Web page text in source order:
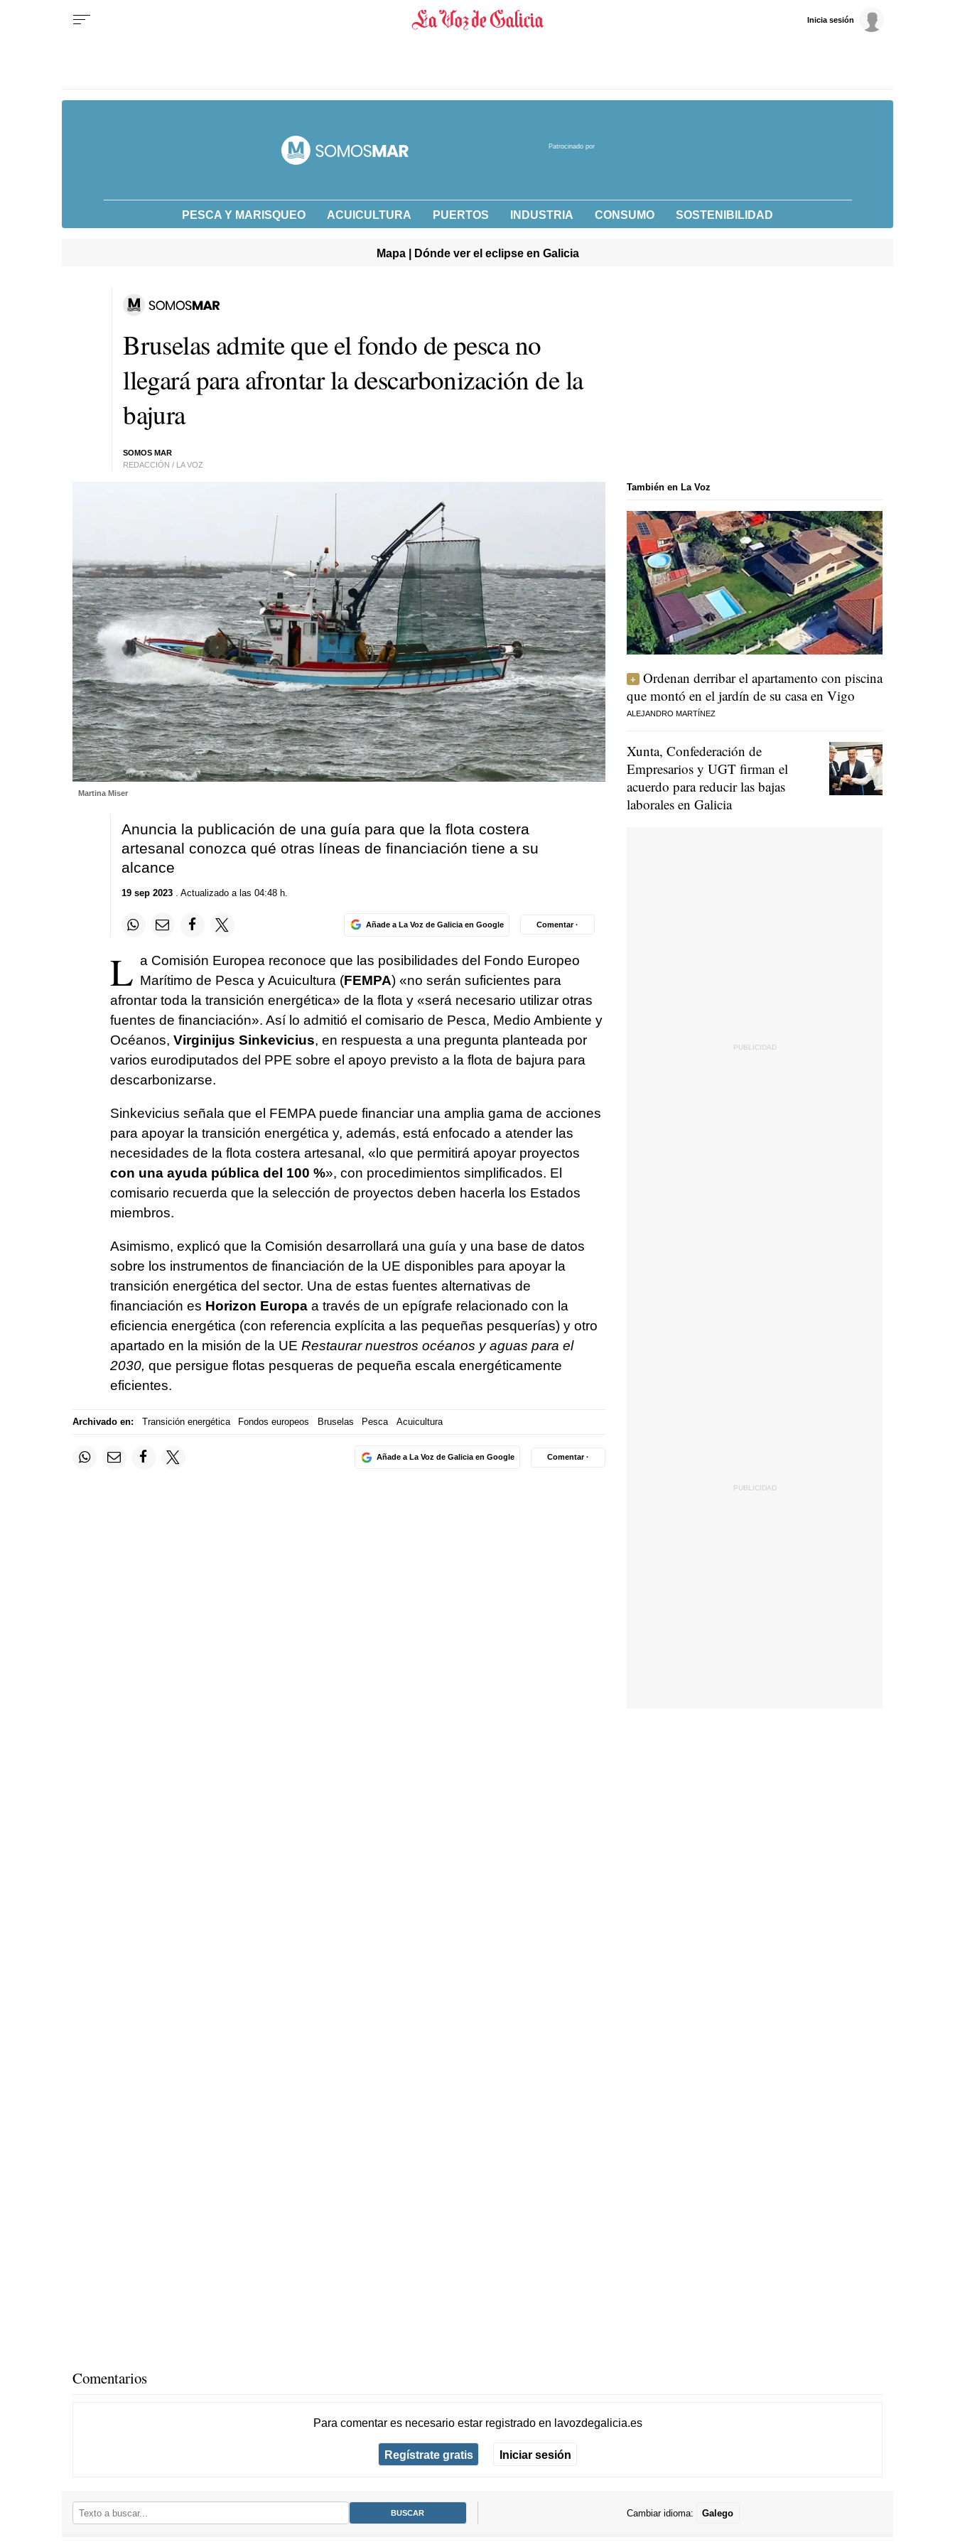
Inicia sesión
Patrocinado por
PESCA Y MARISQUEO ACUICULTURA PUERTOS INDUSTRIA CONSUMO SOSTENIBILIDAD
Mapa | Dónde ver el eclipse en Galicia
Bruselas admite que el fondo de pesca no
llegará para afrontar la descarbonización de la
bajura
SOMOS MAR
REDACCIÓN / LA VOZ
Martina Miser
Anuncia la publicación de una guía para que la flota costera
artesanal conozca qué otras líneas de financiación tiene a su
alcance
19 sep 2023. Actualizado a las 04:48 h.
Añade a La Voz de Galicia en Google Comentar ·
L a Comisión Europea reconoce que las posibilidades del Fondo Europeo
Marítimo de Pesca y Acuicultura (FEMPA) «no serán suficientes para
afrontar toda la transición energética» de la flota y «será necesario utilizar otras
fuentes de financiación». Así lo admitió el comisario de Pesca, Medio Ambiente y
Océanos, Virginijus Sinkevicius, en respuesta a una pregunta planteada por
varios eurodiputados del PPE sobre el apoyo previsto a la flota de bajura para
descarbonizarse.
Sinkevicius señala que el FEMPA puede financiar una amplia gama de acciones
para apoyar la transición energética y, además, está enfocado a atender las
necesidades de la flota costera artesanal, «lo que permitirá apoyar proyectos
con una ayuda pública del 100 %», con procedimientos simplificados. El
comisario recuerda que la selección de proyectos deben hacerla los Estados
miembros.
Asimismo, explicó que la Comisión desarrollará una guía y una base de datos
sobre los instrumentos de financiación de la UE disponibles para apoyar la
transición energética del sector. Una de estas fuentes alternativas de
financiación es Horizon Europaa través de un epígrafe relacionado con la
eficiencia energética (con referencia explícita a las pequeñas pesquerías) y otro
apartado en la misión de la UE Restaurar nuestros océanos y aguas para el
2030, que persigue flotas pesqueras de pequeña escala energéticamente
eficientes.
Archivado en: Transición energética Fondos europeos Bruselas Pesca Acuicultura
Añade a La Voz de Galicia en Google Comentar ·
También en La Voz
Ordenan derribar el apartamento con piscina
que montó en el jardín de su casa en Vigo
ALEJANDRO MARTÍNEZ
Xunta, Confederación de
Empresarios y UGT firman el
acuerdo para reducir las bajas
laborales en Galicia
Comentarios
Para comentar es necesario estar registradoen lavozdegalicia.es
Regístrate gratis Iniciar sesión
Cambiar idioma: Galego